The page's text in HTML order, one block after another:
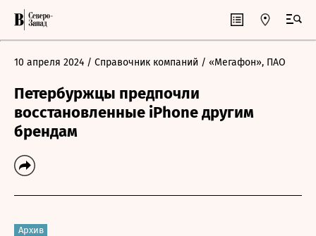
10 апреля 2024 / Справочник компаний / «Мегафон», ПАО
Петербуржцы предпочли
восстановленные iPhone другим
брендам
Архив